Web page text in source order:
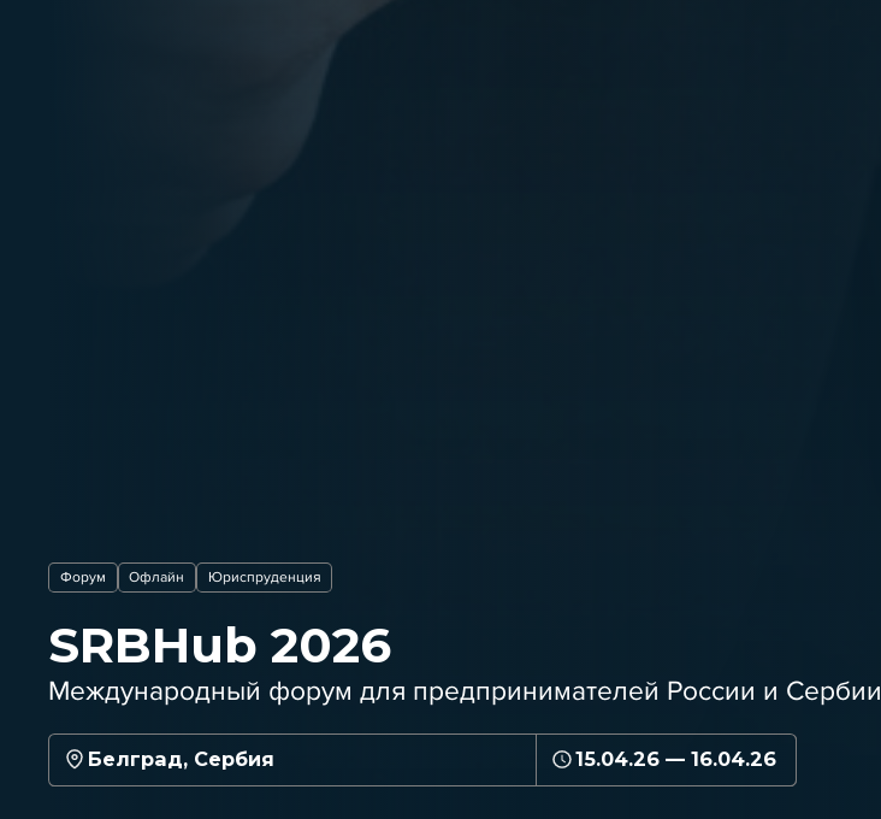
Форум Офлайн Юриспруденция
SRBHub 2026
Международный форум для предпринимателей России и Сербии
Белград, Сербия 15.04.26 — 16.04.26